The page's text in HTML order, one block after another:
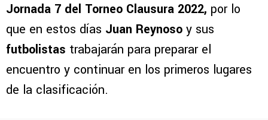
Jornada 7 del Torneo Clausura 2022, por lo
que en estos días Juan Reynoso y sus
futbolistas trabajarán para preparar el
encuentro y continuar en los primeros lugares
de la clasificación.